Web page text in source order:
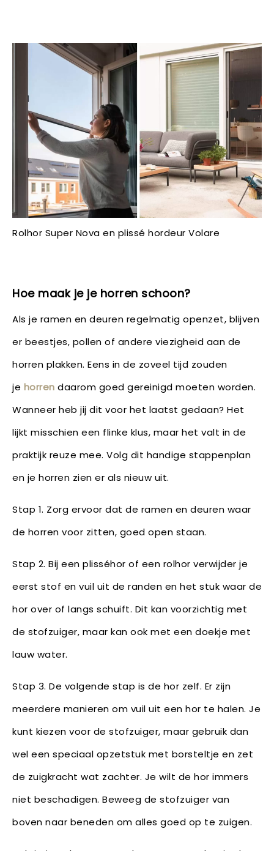
Rolhor Super Nova en plissé hordeur Volare
Hoe maak je je horren schoon?
Als je ramen en deuren regelmatig openzet, blijven
er beestjes, pollen of andere viezigheid aan de
horren plakken. Eens in de zoveel tijd zouden
je horren daarom goed gereinigd moeten worden.
Wanneer heb jij dit voor het laatst gedaan? Het
lijkt misschien een flinke klus, maar het valt in de
praktijk reuze mee. Volg dit handige stappenplan
en je horren zien er als nieuw uit.
Stap 1. Zorg ervoor dat de ramen en deuren waar
de horren voor zitten, goed open staan.
Stap 2. Bij een plisséhor of een rolhor verwijder je
eerst stof en vuil uit de randen en het stuk waar de
hor over of langs schuift. Dit kan voorzichtig met
de stofzuiger, maar kan ook met een doekje met
lauw water.
Stap 3. De volgende stap is de hor zelf. Er zijn
meerdere manieren om vuil uit een hor te halen. Je
kunt kiezen voor de stofzuiger, maar gebruik dan
wel een speciaal opzetstuk met borsteltje en zet
de zuigkracht wat zachter. Je wilt de hor immers
niet beschadigen. Beweeg de stofzuiger van
boven naar beneden om alles goed op te zuigen.